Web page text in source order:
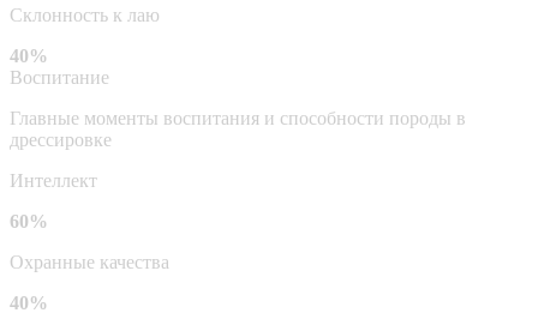
Склонность к лаю
40%
Воспитание
Главные моменты воспитания и способности породы в
дрессировке
Интеллект
60%
Охранные качества
40%